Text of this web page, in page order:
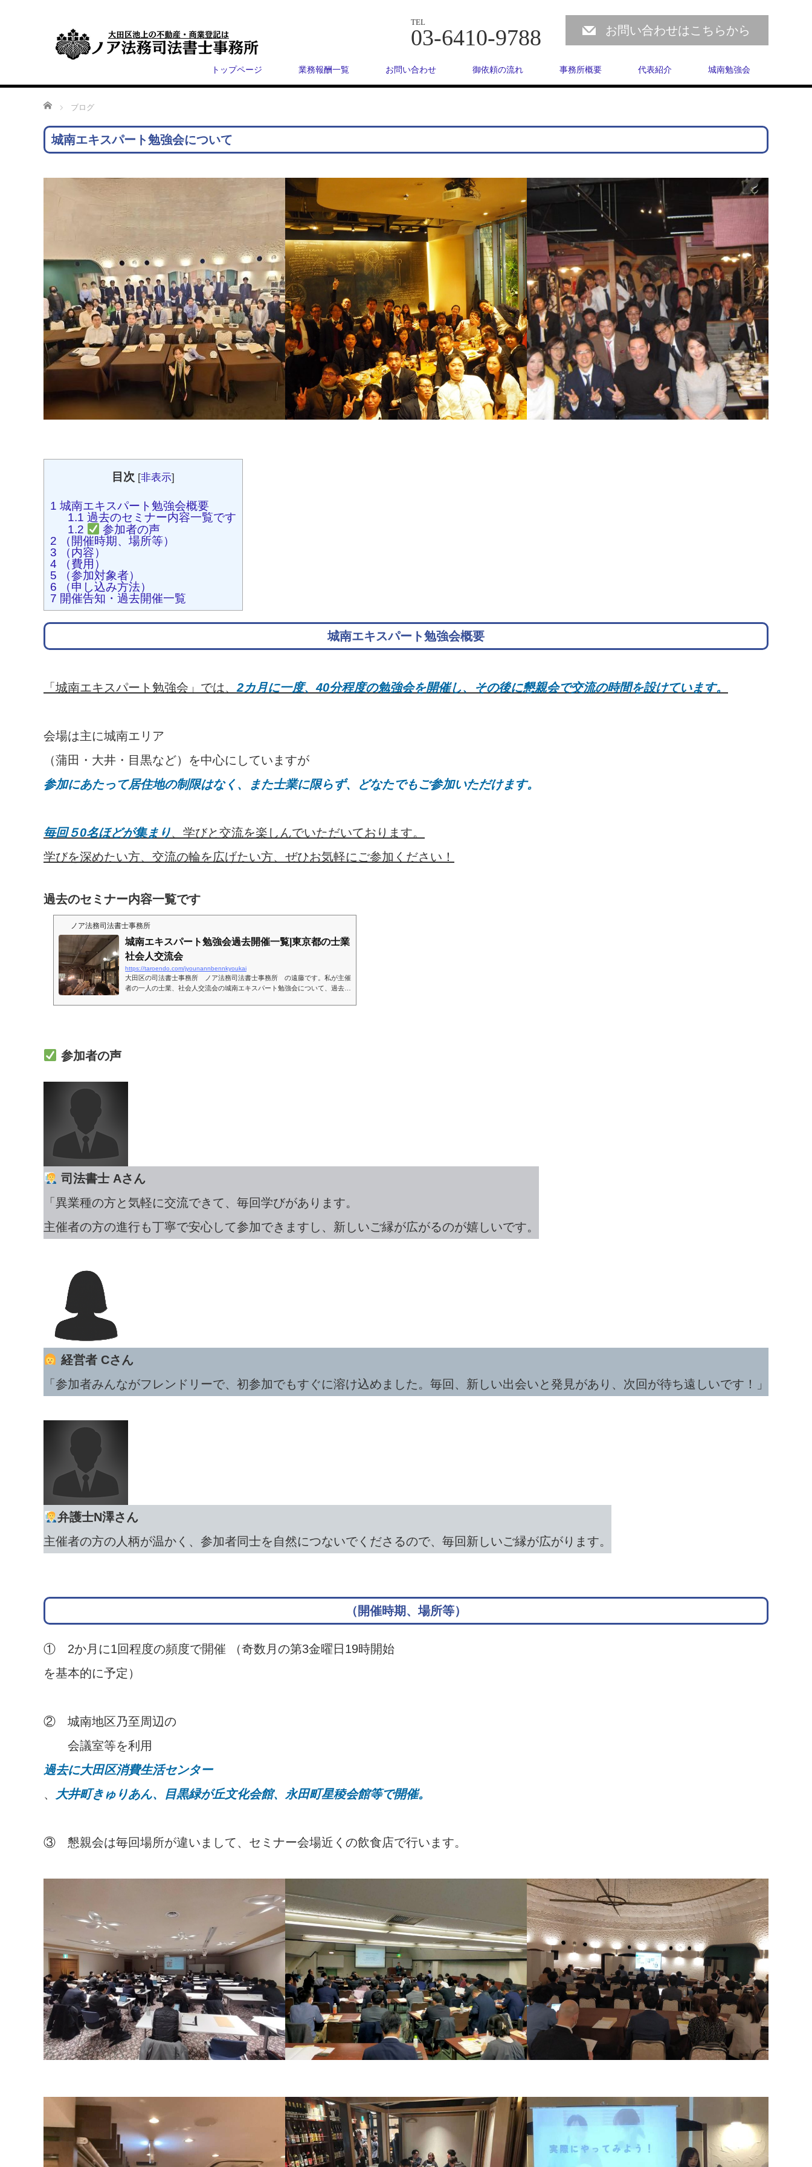
TEL
03-6410-9788 お問い合わせはこちらから
トップページ 業務報酬一覧 お問い合わせ 御依頼の流れ 事務所概要 代表紹介 城南勉強会
ホーム ブログ
城南エキスパート勉強会について
目次 [非表示]
1 城南エキスパート勉強会概要
1.1 過去のセミナー内容一覧です
1.2
参加者の声
2 （開催時期、場所等）
3 （内容）
4 （費用）
5 （参加対象者）
6 （申し込み方法）
7 開催告知・過去開催一覧
城南エキスパート勉強会概要
「城南エキスパート勉強会」では、 2カ月に一度、40分程度の勉強会を開催し、その後に懇親会で交流の時間を設けています。
会場は主に城南エリア
（蒲田・大井・目黒など）を中心にしていますが
参加にあたって居住地の制限はなく、また士業に限らず、どなたでもご参加いただけます。
毎回５0名ほどが集まり、学びと交流を楽しんでいただいております。
学びを深めたい方、交流の輪を広げたい方、ぜひお気軽にご参加ください！
過去のセミナー内容一覧です
ノア法務司法書士事務所
城南エキスパート勉強会過去開催一覧|東京都の士業
社会人交流会
https://taroendo.com/jyounannbennkyoukai
大田区の司法書士事務所 ノア法務司法書士事務所 の遠藤です。私が主催
者の一人の士業、社会人交流会の城南エキスパート勉強会について、過去開
参加者の声
司法書士 Aさん
「異業種の方と気軽に交流できて、毎回学びがあります。
主催者の方の進行も丁寧で安心して参加できますし、新しいご縁が広がるのが嬉しいです。
経営者 Cさん
「参加者みんながフレンドリーで、初参加でもすぐに溶け込めました。毎回、新しい出会いと発見があり、次回が待ち遠しいです！」
弁護士N澤さん
主催者の方の人柄が温かく、参加者同士を自然につないでくださるので、毎回新しいご縁が広がります。
（開催時期、場所等）
① 2か月に1回程度の頻度で開催 （奇数月の第3金曜日19時開始
を基本的に予定）
② 城南地区乃至周辺の
会議室等を利用
過去に大田区消費生活センター
、
大井町きゅりあん、目黒緑が丘文化会館、永田町星稜会館等で開催。
③ 懇親会は毎回場所が違いまして、セミナー会場近くの飲食店で行います。